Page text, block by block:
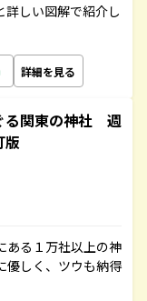
詳しい図解で紹介し
詳細を見る
る関東の神社 週
版
ある１万社以上の神
優しく、ツウも納得